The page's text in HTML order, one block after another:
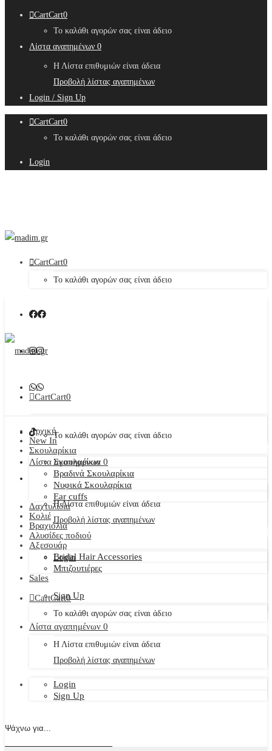
CartCart0
Το καλάθι αγορών σας είναι άδειο
Λίστα αγαπημένων 0
Η Λίστα επιθυμιών είναι άδεια
Προβολή λίστας αγαπημένων
Login / Sign Up
CartCart0
Το καλάθι αγορών σας είναι άδειο
Login
CartCart0
Το καλάθι αγορών σας είναι άδειο
CartCart0
Το καλάθι αγορών σας είναι άδειο
Λίστα αγαπημένων 0
Η Λίστα επιθυμιών είναι άδεια
Προβολή λίστας αγαπημένων
Login
Sign Up
Αρχική
New In
Σκουλαρίκια
Σκουλαρίκια
Βραδινά Σκουλαρίκια
Νυφικά Σκουλαρίκια
Ear cuffs
Δαχτυλίδια
Κολιέ
Βραχιόλια
Αλυσίδες ποδιού
Αξεσουάρ
Bridal Hair Accessories
Μπιζουτιέρες
Sales
CartCart0
Το καλάθι αγορών σας είναι άδειο
Λίστα αγαπημένων 0
Η Λίστα επιθυμιών είναι άδεια
Προβολή λίστας αγαπημένων
Login
Sign Up